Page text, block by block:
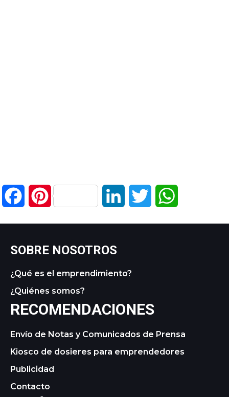
FacebookPinterest LinkedIn Twitter
SOBRE NOSOTROS
¿Qué es el emprendimiento?
¿Quiénes somos?
RECOMENDACIONES
Envío de Notas y Comunicados de Prensa
Kiosco de dosieres para emprendedores
Publicidad
Contacto